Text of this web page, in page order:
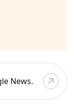
News.